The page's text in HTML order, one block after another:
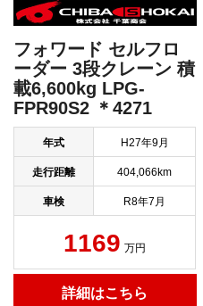
フォワード セルフロ
ーダー 3段クレーン 積
載6,600kg LPG-
FPR90S2 ＊4271
年式 H27年9月
走行距離 404,066km
車検 R8年7月
1169 万円
詳細はこちら